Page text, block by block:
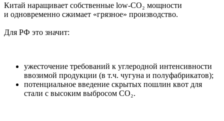
Китай наращивает собственные low-CO₂ мощности
и одновременно сжимает «грязное» производство.
Для РФ это значит:
ужесточение требований к углеродной интенсивности
ввозимой продукции (в т.ч. чугуна и полуфабрикатов);
потенциальное введение скрытых пошлин квот для
стали с высоким выбросом CO₂.